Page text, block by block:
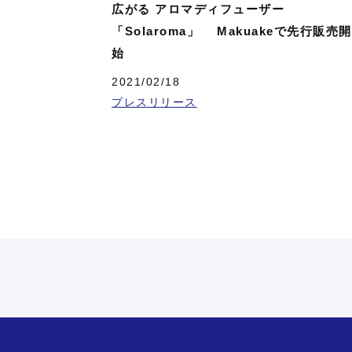
広がる アロマディフューザー
「Solaroma」 Makuakeで先行販売開
始
2021/02/18
プレスリリース